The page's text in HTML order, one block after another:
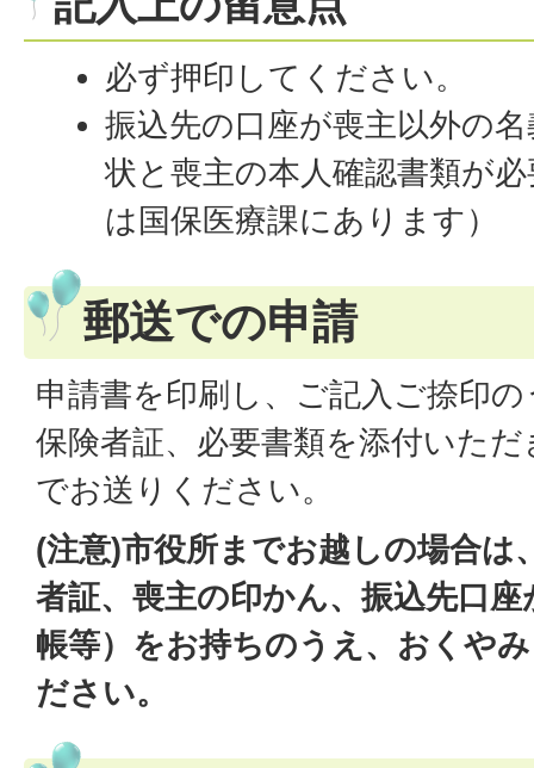
必ず押印してください。
振込先の口座が喪主以外の
状と喪主の本人確認書類が
は国保医療課にあります）
郵送での申請
申請書を印刷し、ご記入ご捺印
保険者証、必要書類を添付いた
でお送りください。
(注意)市役所までお越しの場合は
者証、喪主の印かん、振込先口
帳等）をお持ちのうえ、おくや
ださい。